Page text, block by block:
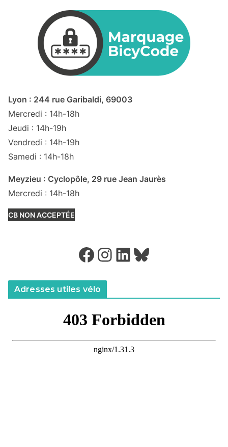
Lyon : 244 rue Garibaldi, 69003
Mercredi : 14h-18h
Jeudi : 14h-19h
Vendredi : 14h-19h
Samedi : 14h-18h
Meyzieu : Cyclopôle, 29 rue Jean Jaurès
Mercredi : 14h-18h
CB NON ACCEPTÉE
Facebook Instagram LinkedIn Bluesky
Adresses utiles vélo